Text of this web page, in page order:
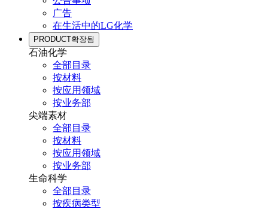
广告
在生活中的LG化学
PRODUCT확장됨
石油化学
全部目录
按材料
按应用领域
按业务部
尖端素材
全部目录
按材料
按应用领域
按业务部
生命科学
全部目录
按疾病类型